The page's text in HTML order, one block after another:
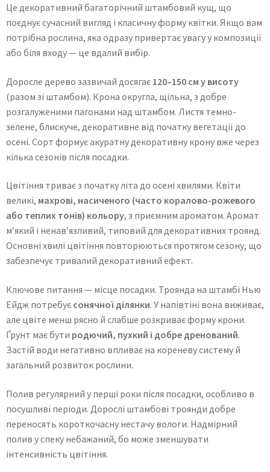
Це декоративний багаторічний штамбовий кущ, що
поєднує сучасний вигляд і класичну форму квітки. Якщо вам
потрібна рослина, яка одразу привертає увагу у композиції
або біля входу — це вдалий вибір.
Доросле дерево зазвичай досягає 120–150 см у висоту
(разом зі штамбом). Крона округла, щільна, з добре
розгалуженими пагонами над штамбом. Листя темно-
зелене, блискуче, декоративне від початку вегетації до
осені. Сорт формує акуратну декоративну крону вже через
кілька сезонів після посадки.
Цвітіння триває з початку літа до осені хвилями. Квіти
великі, махрові, насиченого (часто коралово-рожевого
або теплих тонів) кольору, з приємним ароматом. Аромат
м’який і ненав’язливий, типовий для декоративних троянд.
Основні хвилі цвітіння повторюються протягом сезону, що
забезпечує тривалий декоративний ефект.
Ключове питання — місце посадки. Троянда на штамбі Нью
Ейдж потребує сонячної ділянки. У напівтіні вона виживає,
але цвіте менш рясно й слабше розкриває форму крони.
Ґрунт має бути родючий, пухкий і добре дренований.
Застій води негативно впливає на кореневу систему й
загальний розвиток рослини.
Полив регулярний у перші роки після посадки, особливо в
посушливі періоди. Дорослі штамбові троянди добре
переносять короткочасну нестачу вологи. Надмірний
полив у спеку небажаний, бо може зменшувати
інтенсивність цвітіння.